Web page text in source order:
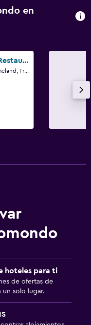
en
Fletcher Hotel-Restaurant Amelander Kaap
Oosterhiemweg 1, Ameland, Frisia
hoteles para ti
de ofertas de
un solo lugar.